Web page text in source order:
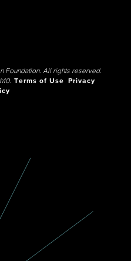
Foundation. All rights reserved.
Terms of Use
Privacy